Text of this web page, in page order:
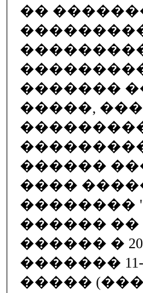
��
�������
�����,
������
����
��������
������ ��
������ �
�������
�����